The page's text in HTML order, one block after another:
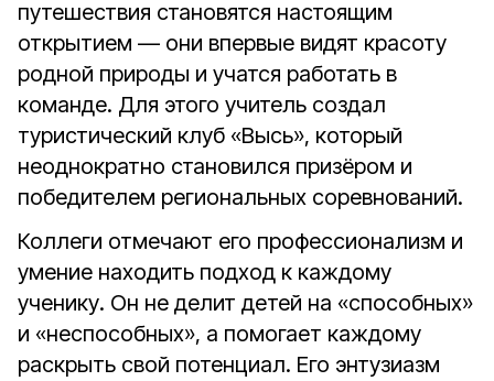
путешествия становятся настоящим
открытием — они впервые видят красоту
родной природы и учатся работать в
команде. Для этого учитель создал
туристический клуб «Высь», который
неоднократно становился призёром и
победителем региональных соревнований.
Коллеги отмечают его профессионализм и
умение находить подход к каждому
ученику. Он не делит детей на «способных»
и «неспособных», а помогает каждому
раскрыть свой потенциал. Его энтузиазм